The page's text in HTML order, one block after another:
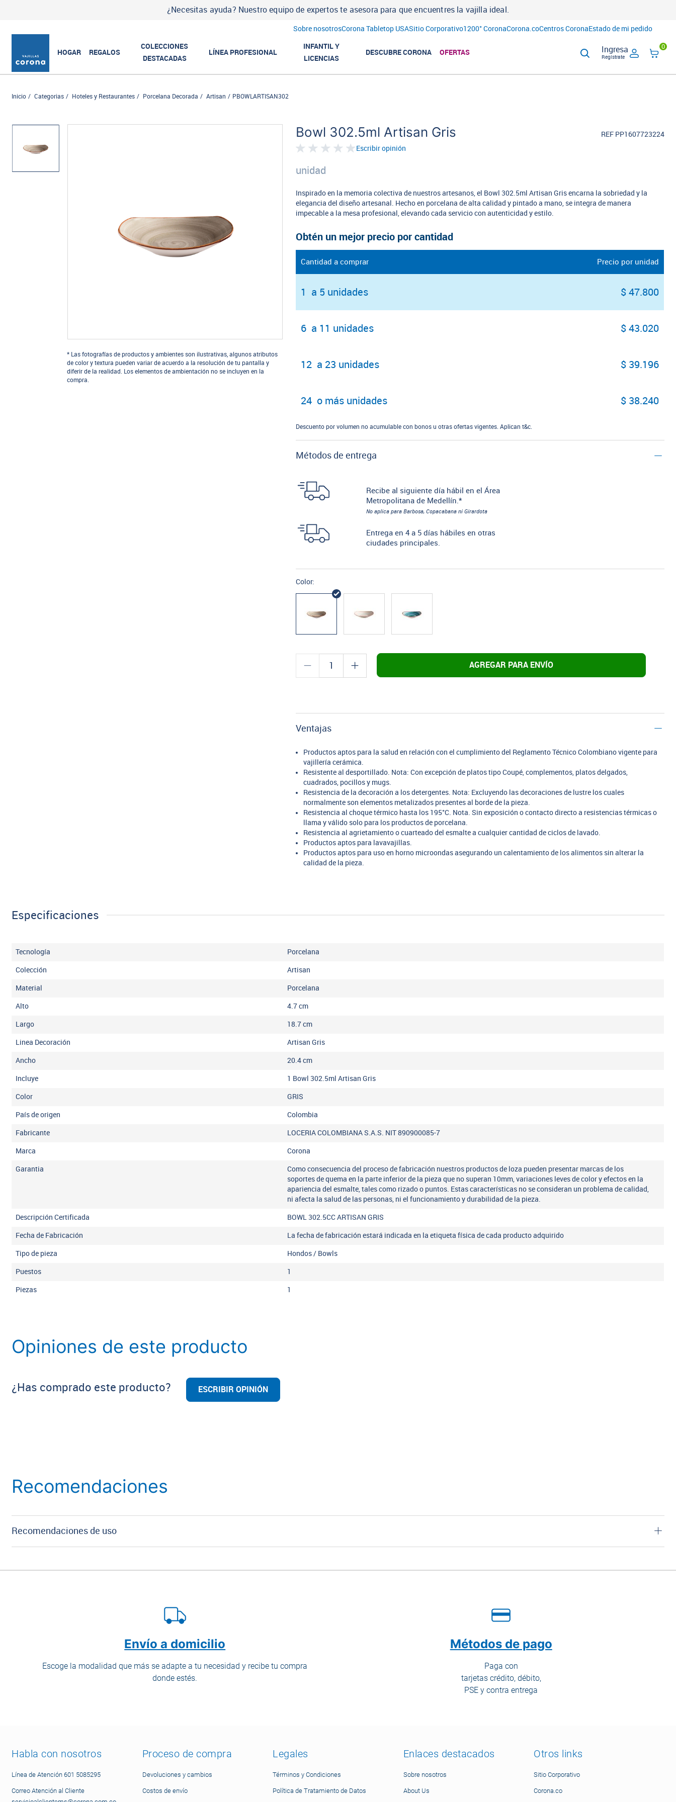
¿Necesitas ayuda? Nuestro equipo de expertos te asesora para que encuentres la vajilla ideal.
Sobre nosotrosCorona Tabletop USASitio Corporativo1200° CoronaCorona.coCentros CoronaEstado de mi pedido
HOGAR REGALOS
COLECCIONES
DESTACADAS
LÍNEA PROFESIONAL
INFANTIL Y
LICENCIAS
DESCUBRE CORONA OFERTAS Ingresa
Regístrate
0
Inicio Categorias Hoteles y Restaurantes Porcelana Decorada Artisan PBOWLARTISAN302
Bowl 302.5ml Artisan Gris
REF PP1607723224
Escribir opinión
* Las fotografías de productos y ambientes son ilustrativas, algunos atributos
de color y textura pueden variar de acuerdo a la resolución de tu pantalla y
diferir de la realidad. Los elementos de ambientación no se incluyen en la
compra.
unidad
Inspirado en la memoria colectiva de nuestros artesanos, el Bowl 302.5ml Artisan Gris encarna la sobriedad y la
elegancia del diseño artesanal. Hecho en porcelana de alta calidad y pintado a mano, se integra de manera
impecable a la mesa profesional, elevando cada servicio con autenticidad y estilo.
Obtén un mejor precio por cantidad
Cantidad a comprar Precio por unidad
1 a 5 unidades $ 47.800
6 a 11 unidades $ 43.020
12 a 23 unidades $ 39.196
24 o más unidades $ 38.240
Descuento por volumen no acumulable con bonos u otras ofertas vigentes. Aplican t&c.
Métodos de entrega
Recibe al siguiente día hábil en el Área
Metropolitana de Medellín.*
No aplica para Barbosa, Copacabana ni Girardota
Entrega en 4 a 5 días hábiles en otras
ciudades principales.
Color:
AGREGAR PARA ENVÍO
Ventajas
Productos aptos para la salud en relación con el cumplimiento del Reglamento Técnico Colombiano vigente para
vajillería cerámica.
Resistente al desportillado. Nota: Con excepción de platos tipo Coupé, complementos, platos delgados,
cuadrados, pocillos y mugs.
Resistencia de la decoración a los detergentes. Nota: Excluyendo las decoraciones de lustre los cuales
normalmente son elementos metalizados presentes al borde de la pieza.
Resistencia al choque térmico hasta los 195°C. Nota. Sin exposición o contacto directo a resistencias térmicas o
llama y válido solo para los productos de porcelana.
Resistencia al agrietamiento o cuarteado del esmalte a cualquier cantidad de ciclos de lavado.
Productos aptos para lavavajillas.
Productos aptos para uso en horno microondas asegurando un calentamiento de los alimentos sin alterar la
calidad de la pieza.
Especificaciones
Tecnología Porcelana
Colección Artisan
Material Porcelana
Alto 4.7cm
Largo 18.7cm
Linea Decoración Artisan Gris
Ancho 20.4cm
Incluye 1 Bowl 302.5ml Artisan Gris
Color GRIS
País de origen Colombia
Fabricante LOCERIA COLOMBIANA S.A.S. NIT 890900085-7
Marca Corona
Garantia
Como consecuencia del proceso de fabricación nuestros productos de loza pueden presentar marcas de los
soportes de quema en la parte inferior de la pieza que no superan 10mm, variaciones leves de color y efectos en la
apariencia del esmalte, tales como rizado o puntos. Estas características no se consideran un problema de calidad,
ni afecta la salud de las personas, ni el funcionamiento y durabilidad de la pieza.
Descripción Certificada BOWL 302.5CC ARTISAN GRIS
Fecha de Fabricación La fecha de fabricación estará indicada en la etiqueta física de cada producto adquirido
Tipo de pieza Hondos / Bowls
Puestos 1
Piezas 1
Opiniones de este producto
¿Has comprado este producto? ESCRIBIR OPINIÓN
Recomendaciones
Recomendaciones de uso
Envío a domicilio
Escoge la modalidad que más se adapte a tu necesidad y recibe tu compra
donde estés.
Métodos de pago
Paga con
tarjetas crédito, débito,
PSE y contra entrega
Habla con nosotros
Línea de Atención 601 5085295
Correo Atención al Cliente
Proceso de compra
Devoluciones y cambios
Costos de envío
Legales
Términos y Condiciones
Política de Tratamiento de Datos
Enlaces destacados
Sobre nosotros
About Us
Otros links
Sitio Corporativo
Corona.co